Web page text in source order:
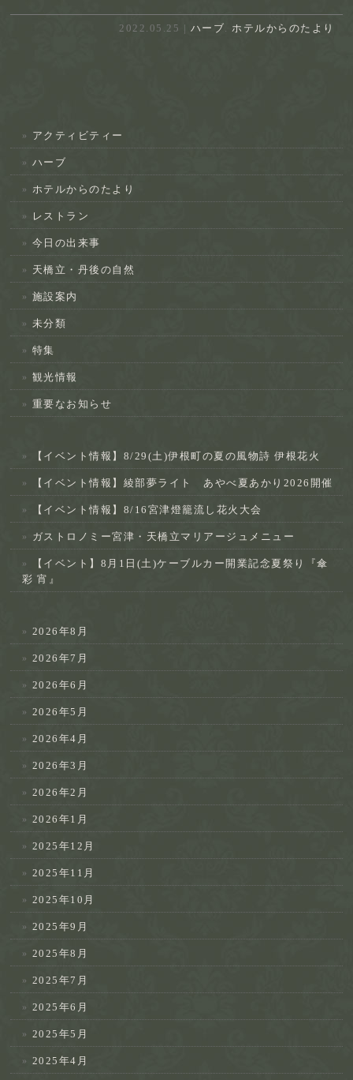
2022.05.25 | ハーブ ホテルからのたより
アクティビティー
ハーブ
ホテルからのたより
レストラン
今日の出来事
天橋立・丹後の自然
施設案内
未分類
特集
観光情報
重要なお知らせ
【イベント情報】8/29(土)伊根町の夏の風物詩 伊根花火
【イベント情報】綾部夢ライト あやべ夏あかり2026開催
【イベント情報】8/16宮津燈籠流し花火大会
ガストロノミー宮津・天橋立マリアージュメニュー
【イベント】8月1日(土)ケーブルカー開業記念夏祭り『傘
彩 宵』
2026年8月
2026年7月
2026年6月
2026年5月
2026年4月
2026年3月
2026年2月
2026年1月
2025年12月
2025年11月
2025年10月
2025年9月
2025年8月
2025年7月
2025年6月
2025年5月
2025年4月